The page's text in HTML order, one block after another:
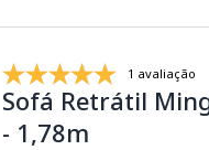
1 avaliação
Sofá Retrátil
- 1,78m